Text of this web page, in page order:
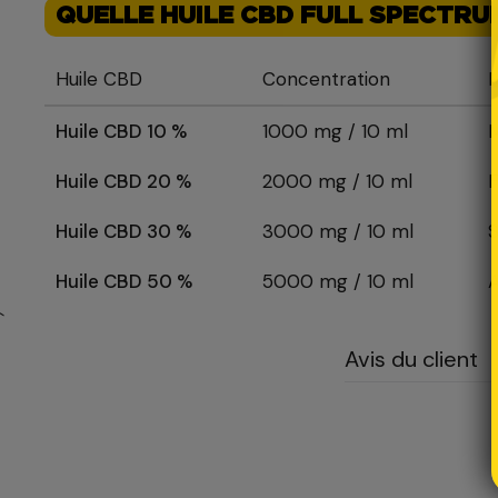
QUELLE HUILE CBD FULL
Huile CBD Concentration
Huile CBD 10 % 1000 mg / 10 ml
Huile CBD 20 % 2000 mg / 10 ml
Huile CBD 30 % 3000 mg / 10 ml
Huile CBD 50 % 5000 mg / 10 ml
`
Avis du client